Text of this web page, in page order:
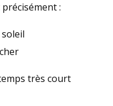
:
très court